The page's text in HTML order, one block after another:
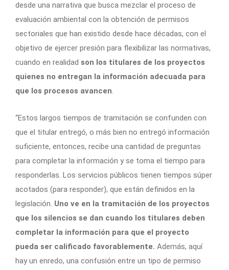
desde una narrativa que busca mezclar el proceso de
evaluación ambiental con la obtención de permisos
sectoriales que han existido desde hace décadas, con el
objetivo de ejercer presión para flexibilizar las normativas,
cuando en realidad son los titulares de los proyectos
quienes no entregan la información adecuada para
que los procesos avancen.
“Estos largos tiempos de tramitación se confunden con
que el titular entregó, o más bien no entregó información
suficiente, entonces, recibe una cantidad de preguntas
para completar la información y se toma el tiempo para
responderlas. Los servicios públicos tienen tiempos súper
acotados (para responder), que están definidos en la
legislación. Uno ve en la tramitación de los proyectos
que los silencios se dan cuando los titulares deben
completar la información para que el proyecto
pueda ser calificado favorablemente. Además, aquí
hay un enredo, una confusión entre un tipo de permiso